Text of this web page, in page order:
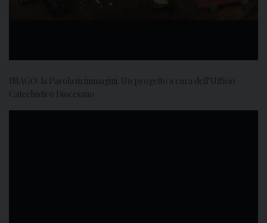
IMAGO: la Parola in immagini. Un progetto a cura dell’Ufficio
Catechistico Diocesano